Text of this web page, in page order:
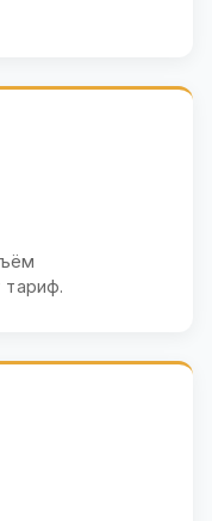
тариф.